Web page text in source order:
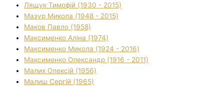
Лящук Тимофій (1930 - 2015)
Мазур Микола (1948 - 2015)
Маков Павло (1958)
Максименко Аліна (1974)
Максименко Микола (1924 - 2016)
Максименко Олександр (1916 - 2011)
Малих Олексій (1956)
Малиш Сергій (1965)